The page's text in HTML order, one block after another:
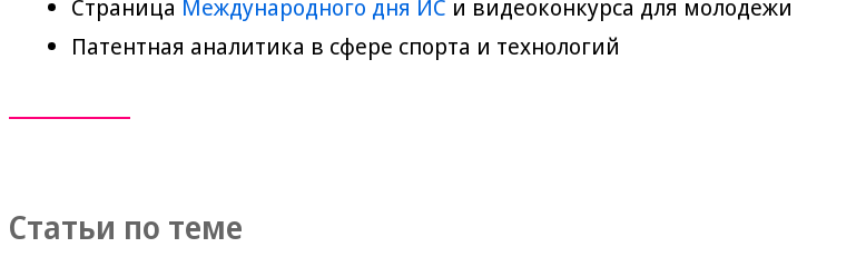
Страница Международного дня ИС и видеоконкурса для молодежи
Патентная аналитика в сфере спорта и технологий
Статьи по теме